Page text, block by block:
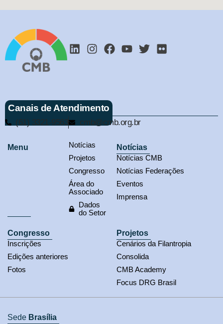
Canais de Atendimento
(61) 3321-9563 cmb@cmb.org.br
Menu
Notícias
Projetos
Congresso
Área do
Associado
Dados
do Setor
Notícias
Notícias CMB
Notícias Federações
Eventos
Imprensa
Congresso
Inscrições
Edições anteriores
Fotos
Projetos
Cenários da Filantropia
Consolida
CMB Academy
Focus DRG Brasil
Sede Brasília